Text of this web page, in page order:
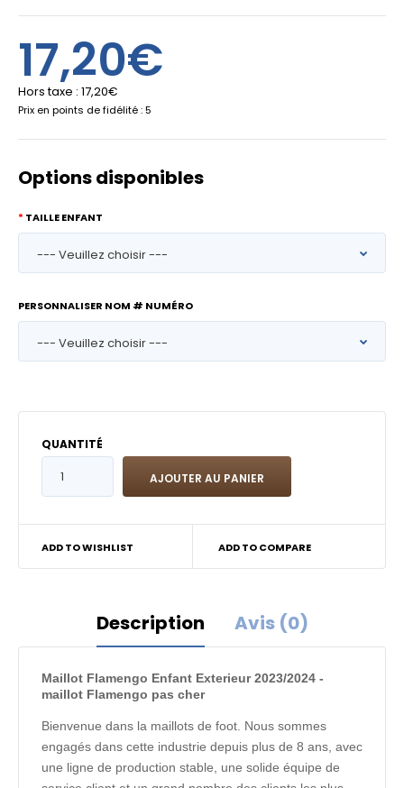
17,20€
Hors taxe : 17,20€
Prix en points de fidélité : 5
Options disponibles
TAILLE ENFANT
PERSONNALISER NOM # NUMÉRO
QUANTITÉ
ADD TO WISHLIST ADD TO COMPARE
Description Avis (0)
Maillot Flamengo Enfant Exterieur 2023/2024 -
maillot Flamengo pas cher
Bienvenue dans la maillots de foot. Nous sommes
engagés dans cette industrie depuis plus de 8 ans, avec
une ligne de production stable, une solide équipe de